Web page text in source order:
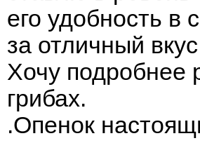
его удобность в
за отличный
Хочу подробнее
грибах.
.Опенок